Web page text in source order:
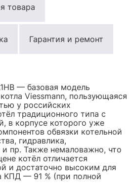
товара
Гарантия и ремонт
— базовая модель
Viessmann, пользующаяся
у российских
традиционного типа с
в корпусе которого уже
обвязки котельной
гидравлика,
пр. Также немаловажно, что
котёл отличается
и достаточно высоким для
КПД — 91 % (при полной